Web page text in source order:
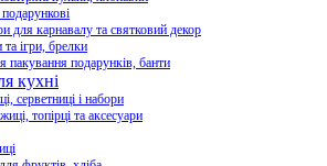
для карнавалу та святковий декор
та ігри, брелки
пакування подарунків, банти
кухні
серветниці і набори
топірці та аксесуари